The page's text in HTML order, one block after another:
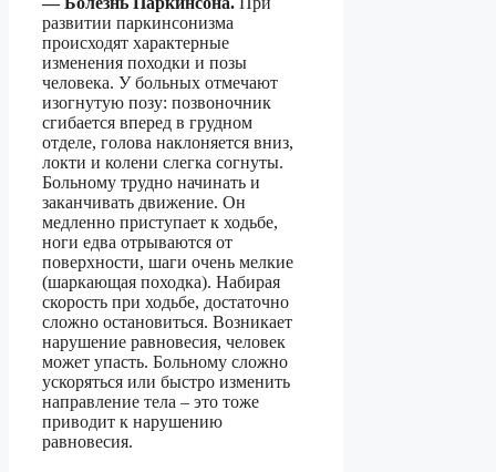
развитии паркинсонизма
происходят характерные
изменения походки и позы
человека. У больных отмечают
изогнутую позу: позвоночник
сгибается вперед в грудном
отделе, голова наклоняется вниз,
локти и колени слегка согнуты.
Больному трудно начинать и
заканчивать движение. Он
медленно приступает к ходьбе,
ноги едва отрываются от
поверхности, шаги очень мелкие
(шаркающая походка). Набирая
скорость при ходьбе, достаточно
сложно остановиться. Возникает
нарушение равновесия, человек
может упасть. Больному сложно
ускоряться или быстро изменить
направление тела – это тоже
приводит к нарушению
равновесия.